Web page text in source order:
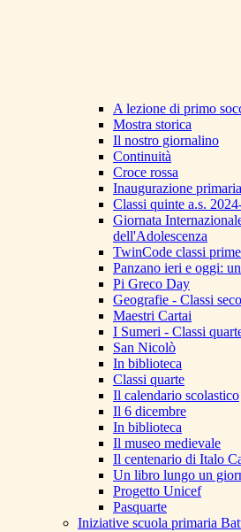
A lezione di primo
Mostra storica
Il nostro giornalino
Continuità
Croce rossa
Inaugurazione
Classi quinte a.s.
Giornata
dell'Adolescenza
TwinCode classi prime
Panzano ieri e oggi:
Pi Greco Day
Geografie - Classi
Maestri Cartai
I Sumeri - Classi
San Nicolò
In biblioteca
Classi quarte
Il calendario scolastico
Il 6 dicembre
In biblioteca
Il museo medievale
Il centenario di Italo
Un libro lungo un
Progetto Unicef
Pasquarte
Iniziative scuola primaria